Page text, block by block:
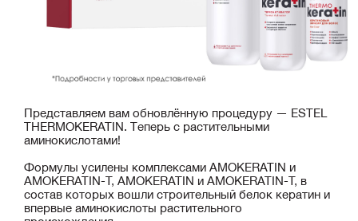
Представляем вам обновлённую процедуру — ESTEL
THERMOKERATIN. Теперь с растительными
аминокислотами!
Формулы усилены комплексами AMOKERATIN и
AMOKERATIN-T, AMOKERATIN и AMOKERATIN-T, в
состав которых вошли строительный белок кератин и
впервые аминокислоты растительного